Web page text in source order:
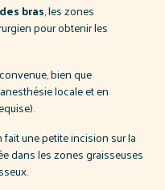
bras, les zones
pour obtenir les
bien que
locale et en
une petite incision sur la
dans les zones graisseuses